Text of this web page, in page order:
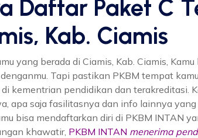
Daftar Paket C
Kab. Ciamis
yang berada di Ciamis, Kab. Ciamis, Kamu
Tapi pastikan PKBM tempat
kementrian pendidikan dan terakreditasi.
apa saja fasilitasnya dan info lainnya
bisa mendaftarkan diri di PKBM INTAN
khawatir, PKBM INTAN menerima